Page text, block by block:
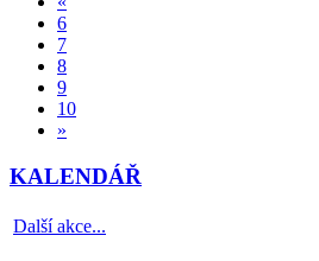
6
7
8
9
10
»
KALENDÁŘ
Další akce...